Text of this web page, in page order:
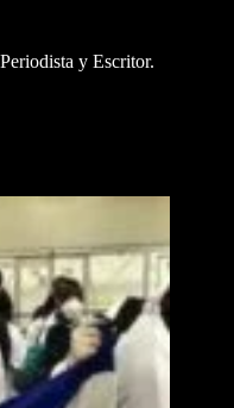
y Escritor.